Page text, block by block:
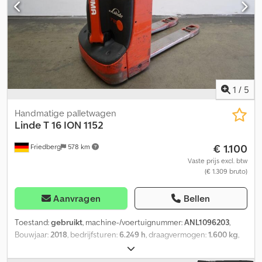
1 / 5
Friedberg 578 km
Handmatige palletwagen
LindeT 16 ION 1152
€ 1.100
Vaste prijs excl. btw
(€ 1.309 bruto)
Aanvragen Bellen
Toestand:gebruikt, machine-/voertuignummer:ANL1096203,
Bouwjaar:2018, bedrijfsturen:6.249 h, draagvermogen:1.600 kg,
, batterijcapaciteit:
batterijspanning:24 V, vorkenbordbreedte:540 mm, vorklengte: